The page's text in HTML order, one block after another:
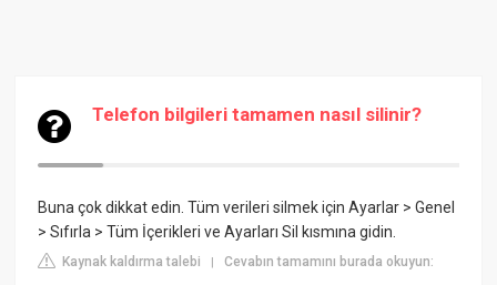
Telefon bilgileri tamamen nasıl silinir?
Buna çok dikkat edin. Tüm verileri silmek için Ayarlar > Genel
> Sıfırla > Tüm İçerikleri ve Ayarları Sil kısmına gidin.
Kaynak kaldırma talebi |Cevabın tamamını burada okuyun: